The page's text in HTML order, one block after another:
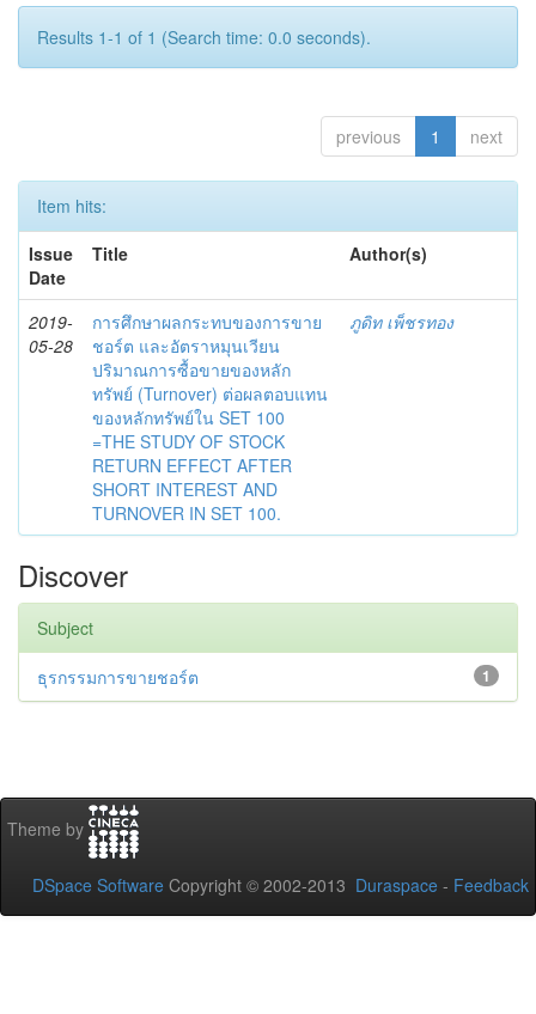
Results 1-1 of 1 (Search time: 0.0 seconds).
previous 1 next
Item hits:
Issue
Date
Title Author(s)
2019-
05-28
การศึกษาผลกระทบของการขาย
ชอร์ต และอัตราหมุนเวียน
ปริมาณการซื้อขายของหลัก
ทรัพย์ (Turnover) ต่อผลตอบแทน
ของหลักทรัพย์ใน SET 100
=THE STUDY OF STOCK
RETURN EFFECT AFTER
SHORT INTEREST AND
TURNOVER IN SET 100.
ภูดิท เพ็ชรทอง
Discover
Subject
1
ธุรกรรมการขายชอร์ต
Theme by
DSpace Software Copyright © 2002-2013 Duraspace - Feedback